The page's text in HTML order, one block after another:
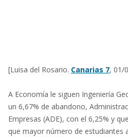
[Luisa del Rosario. Canarias 7, 01/
A Economía le siguen Ingeniería
un 6,67% de abandono,
Empresas (ADE), con el 6,25% y
que mayor número de estudiantes